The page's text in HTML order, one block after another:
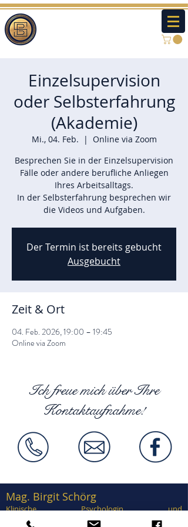
Einzelsupervision
oder Selbsterfahrung
(Akademie)
Mi., 04. Feb.
  |
Online via Zoom
Besprechen Sie in der Einzelsupervision
Fälle oder andere berufliche Anliegen
Ihres Arbeitsalltags.
In der Selbsterfahrung besprechen wir
die Videos und Aufgaben.
Der Termin ist bereits gebucht
Ausgebucht
Zeit & Ort
04. Feb. 2026, 19:00 – 19:45
Online via Zoom
Ich freue mich über Ihre
Kontaktaufnahme!
Mag. Birgit Schörg
Klinische Psychologin und
Gesundheitspsychologin